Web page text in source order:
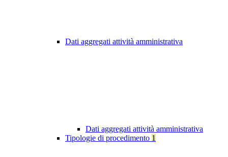
Dati aggregati attività amministrativa
Dati aggregati attività amministrativa
Tipologie di procedimento 1